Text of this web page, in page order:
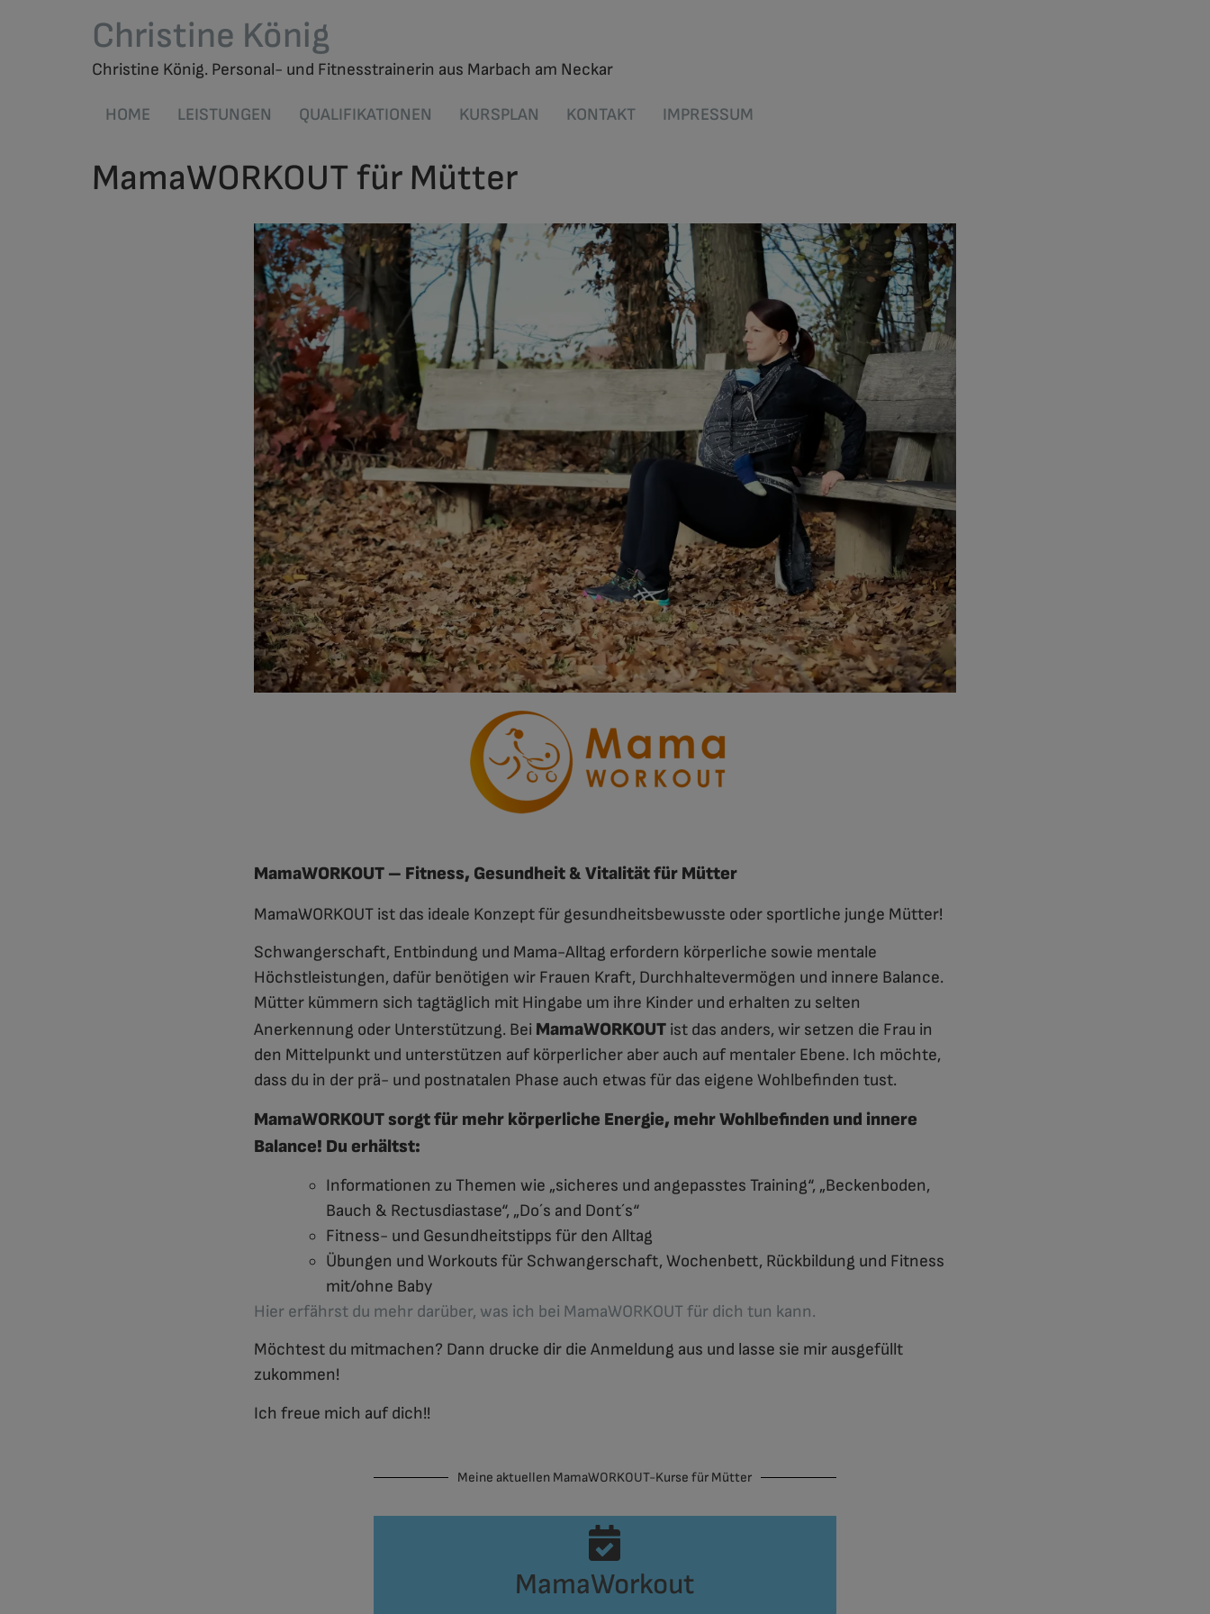
Christine König
Christine König. Personal- und Fitnesstrainerin aus Marbach am Neckar
HOME LEISTUNGEN QUALIFIKATIONEN KURSPLAN KONTAKT IMPRESSUM
MamaWORKOUT für Mütter
MamaWORKOUT – Fitness, Gesundheit & Vitalität für Mütter
MamaWORKOUT ist das ideale Konzept für gesundheitsbewusste oder sportliche junge Mütter!
Schwangerschaft, Entbindung und Mama-Alltag erfordern körperliche sowie mentale
Höchstleistungen, dafür benötigen wir Frauen Kraft, Durchhaltevermögen und innere Balance.
Mütter kümmern sich tagtäglich mit Hingabe um ihre Kinder und erhalten zu selten
Anerkennung oder Unterstützung. Bei MamaWORKOUT ist das anders, wir setzen die Frau in
den Mittelpunkt und unterstützen auf körperlicher aber auch auf mentaler Ebene. Ich möchte,
dass du in der prä- und postnatalen Phase auch etwas für das eigene Wohlbefinden tust.
MamaWORKOUT sorgt für mehr körperliche Energie, mehr Wohlbefinden und innere
Balance! Du erhältst:
Informationen zu Themen wie „sicheres und angepasstes Training“, „Beckenboden,
Bauch & Rectusdiastase“, „Do´s and Dont´s“
Fitness- und Gesundheitstipps für den Alltag
Übungen und Workouts für Schwangerschaft, Wochenbett, Rückbildung und Fitness
mit/ohne Baby
Hier erfährst du mehr darüber, was ich bei MamaWORKOUT für dich tun kann.
Möchtest du mitmachen? Dann drucke dir die Anmeldung aus und lasse sie mir ausgefüllt
zukommen!
Ich freue mich auf dich!!
Meine aktuellen MamaWORKOUT-Kurse für Mütter
MamaWorkout